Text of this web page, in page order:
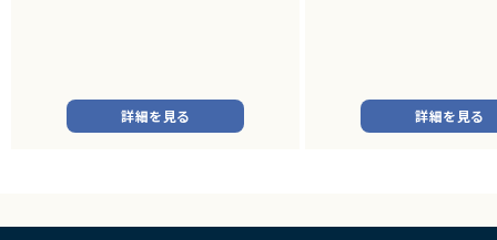
■業務内容
・SAP BWの既存データモデルおよび帳票出
詳細を見る
バーの開発
・ソフトウェア評価および不
詳細を見る